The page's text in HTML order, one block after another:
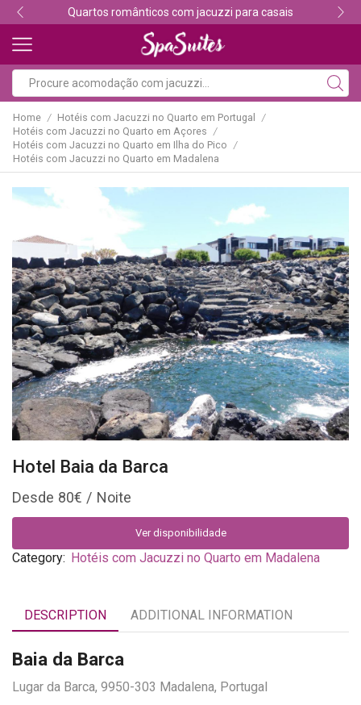
Descubra os melhores alojamentos com jacuzzi
Home / Hotéis com Jacuzzi no Quarto em Portugal /
Hotéis com Jacuzzi no Quarto em Açores /
Hotéis com Jacuzzi no Quarto em Ilha do Pico /
Hotéis com Jacuzzi no Quarto em Madalena
Hotel Baia da Barca
80€
Ver disponibilidade
Category: Hotéis com Jacuzzi no Quarto em Madalena
DESCRIPTION ADDITIONAL INFORMATION
Baia da Barca
Lugar da Barca, 9950-303 Madalena, Portugal